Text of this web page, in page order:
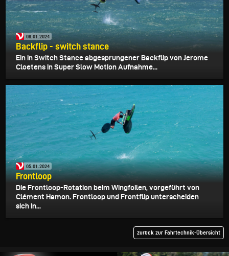
08.01.2024
Backflip - switch stance
Ein in Switch Stance abgesprungener Backflip von Jerome
Cloetens in Super Slow Motion Aufnahme...
05.01.2024
Frontloop
Die Frontloop-Rotation beim Wingfoilen, vorgeführt von
Clément Hamon. Frontloop und Frontflip unterscheiden
sich in...
zurück zur Fahrtechnik-Übersicht